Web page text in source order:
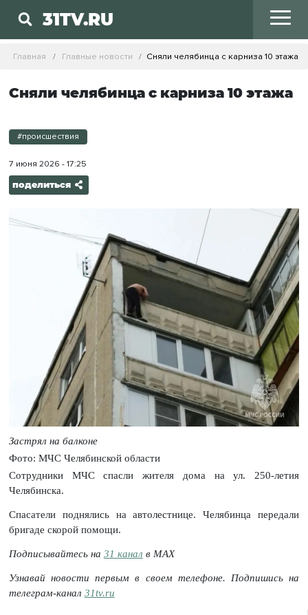
31TV.RU
Главная Главные новости Сняли челябинца с карниза 10 этажа
Сняли челябинца с карниза 10 этажа
#происшествия
7 июня 2026 - 17:25
поделиться
Застрял на балконе
Фото: МЧС Челябинской области
Сотрудники МЧС спасли жителя дома на ул. 250-летия
Челябинска.
Спасатели поднялись на автолестнице. Челябинца передали
бригаде скорой помощи.
Подписывайтесь на 31 канал в МАХ
Узнавай новости первым в своем телефоне. Подпишись на
телеграм-канал 31tv.ru